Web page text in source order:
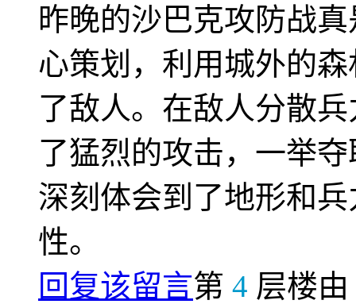
昨晚的沙巴克攻防战
心策划，利用城外的
了敌人。在敌人分散
了猛烈的攻击，一举
深刻体会到了地形和
性。
回复该留言第 4 层楼由